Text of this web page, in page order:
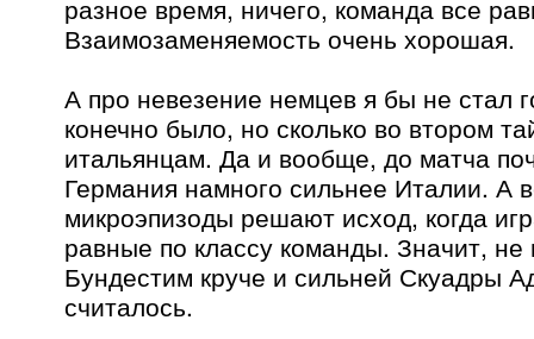
разное время, ничего, команда все
Взаимозаменяемость очень хорошая.
А про невезение немцев я бы не стал
конечно было, но сколько во втором
итальянцам. Да и вообще, до матча
Германия намного сильнее Италии. А
микроэпизоды решают исход, когда
равные по классу команды. Значит, не
Бундестим круче и сильней Скуадры
считалось.